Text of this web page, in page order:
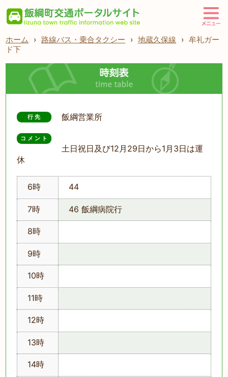
ホーム › 路線バス・乗合タクシー › 地蔵久保線 › 牟礼ガー
ド下
行先 飯綱営業所
コメント
土日祝日及び12月29日から1月3日は運
休
6時 44
7時 46 飯綱病院行
8時
9時
10時
11時
12時
13時
14時